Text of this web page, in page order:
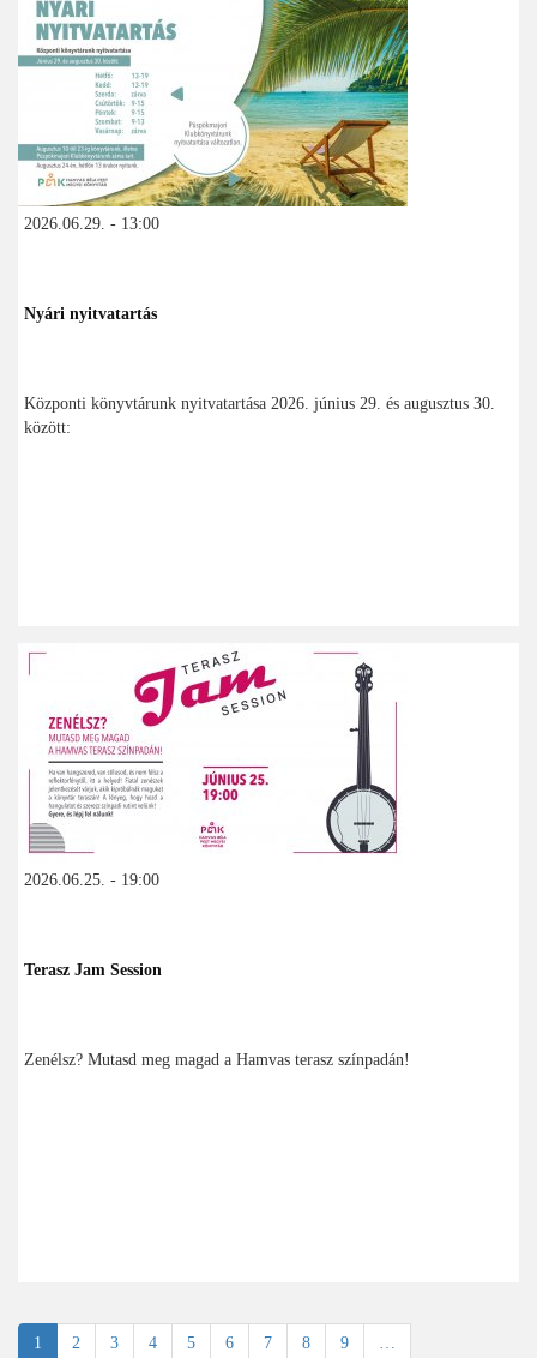
2026.06.29. - 13:00
Nyári nyitvatartás
Központi könyvtárunk nyitvatartása 2026. június 29. és augusztus 30.
között:
2026.06.25. - 19:00
Terasz Jam Session
Zenélsz? Mutasd meg magad a Hamvas terasz színpadán!
Oldalszámozás
Jelenlegi
1 Oldal
2 Oldal
3 Oldal
4 Oldal
5 Oldal
6 Oldal
7 Oldal
8 Oldal
9 …